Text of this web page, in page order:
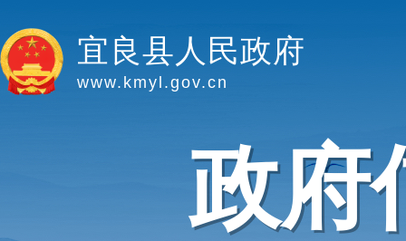
宜良县人民政府
www.kmyl.gov.cn
政府